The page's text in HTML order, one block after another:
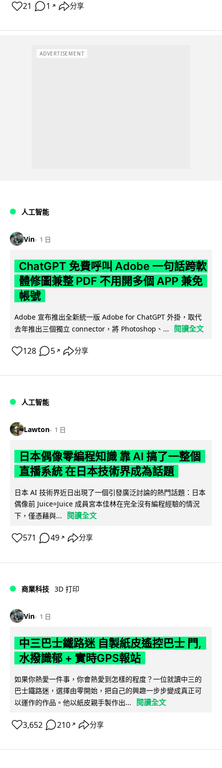
21 1 ↗ 分享
ADVERTISEMENT
人工智能
Vin 1 日
ChatGPT 免費呼叫 Adobe 一句話跨軟
體修圖兼整 PDF 不用開多個 APP 兼免
帳號
Adobe 宣布推出全新統一版 Adobe for ChatGPT 外掛，取代
去年推出三個獨立 connector，將 Photoshop、...
閱讀全文
128 5 ↗ 分享
人工智能
Lawton 1 日
日本偶像零編程知識 靠 AI 搞了一整個
直播系統 在日本技術界成為話題
日本 AI 技術界近日出現了一個引發廣泛討論的熱門話題：日本
偶像前 Juice=Juice 成員宮本佳林在完全沒有編程經驗的情況
下，僅憑藉與...
閱讀全文
571 49 ↗ 分享
商業科技 3D 打印
Vin 1 日
中三巴士鐵路迷 自製紙皮遙控巴士 門,
水撥識郁 + 實時GPS報站
如果你熱愛一件事，你會熱愛到怎樣的程度？一位就讀中三的
巴士鐵路迷，選擇由零開始，把自己的興趣一步步變成真正可
以運作的作品。他以紙皮親手製作出...
閱讀全文
3,652 210 ↗ 分享